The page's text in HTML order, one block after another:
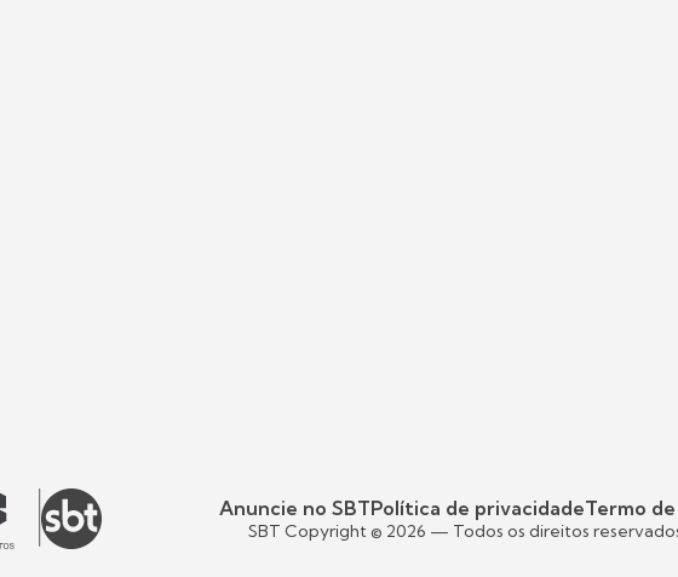
Anuncie no SBTPolítica de privacidadeTermo de
SBT Copyright © 2026 — Todos os direitos